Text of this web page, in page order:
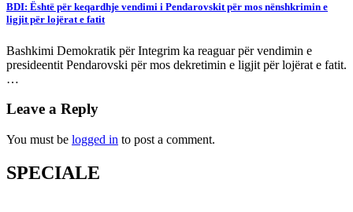
BDI: Është për keqardhje vendimi i Pendarovskit për mos nënshkrimin e
ligjit për lojërat e fatit
Bashkimi Demokratik për Integrim ka reaguar për vendimin e
presideentit Pendarovski për mos dekretimin e ligjit për lojërat e fatit.
…
Leave a Reply
You must be logged in to post a comment.
SPECIALE